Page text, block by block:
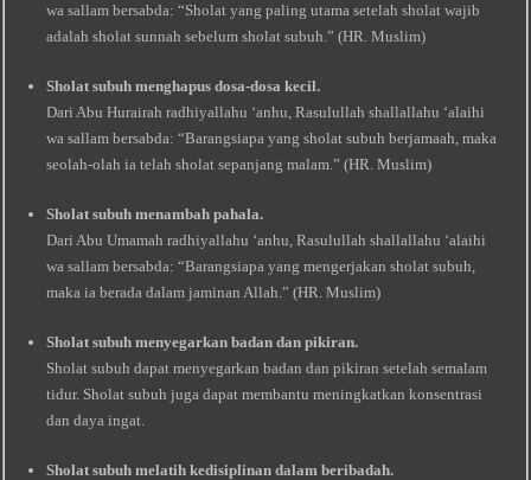
wa sallam bersabda: “Sholat yang paling utama setelah sholat wajib
adalah sholat sunnah sebelum sholat subuh.” (HR. Muslim)
Sholat subuh menghapus dosa-dosa kecil.
Dari Abu Hurairah radhiyallahu ‘anhu, Rasulullah shallallahu ‘alaihi
wa sallam bersabda: “Barangsiapa yang sholat subuh berjamaah, maka
seolah-olah ia telah sholat sepanjang malam.” (HR. Muslim)
Sholat subuh menambah pahala.
Dari Abu Umamah radhiyallahu ‘anhu, Rasulullah shallallahu ‘alaihi
wa sallam bersabda: “Barangsiapa yang mengerjakan sholat subuh,
maka ia berada dalam jaminan Allah.” (HR. Muslim)
Sholat subuh menyegarkan badan dan pikiran.
Sholat subuh dapat menyegarkan badan dan pikiran setelah semalam
tidur. Sholat subuh juga dapat membantu meningkatkan konsentrasi
dan daya ingat.
Sholat subuh melatih kedisiplinan dalam beribadah.